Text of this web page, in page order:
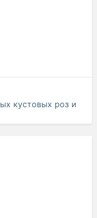
кустовых роз и